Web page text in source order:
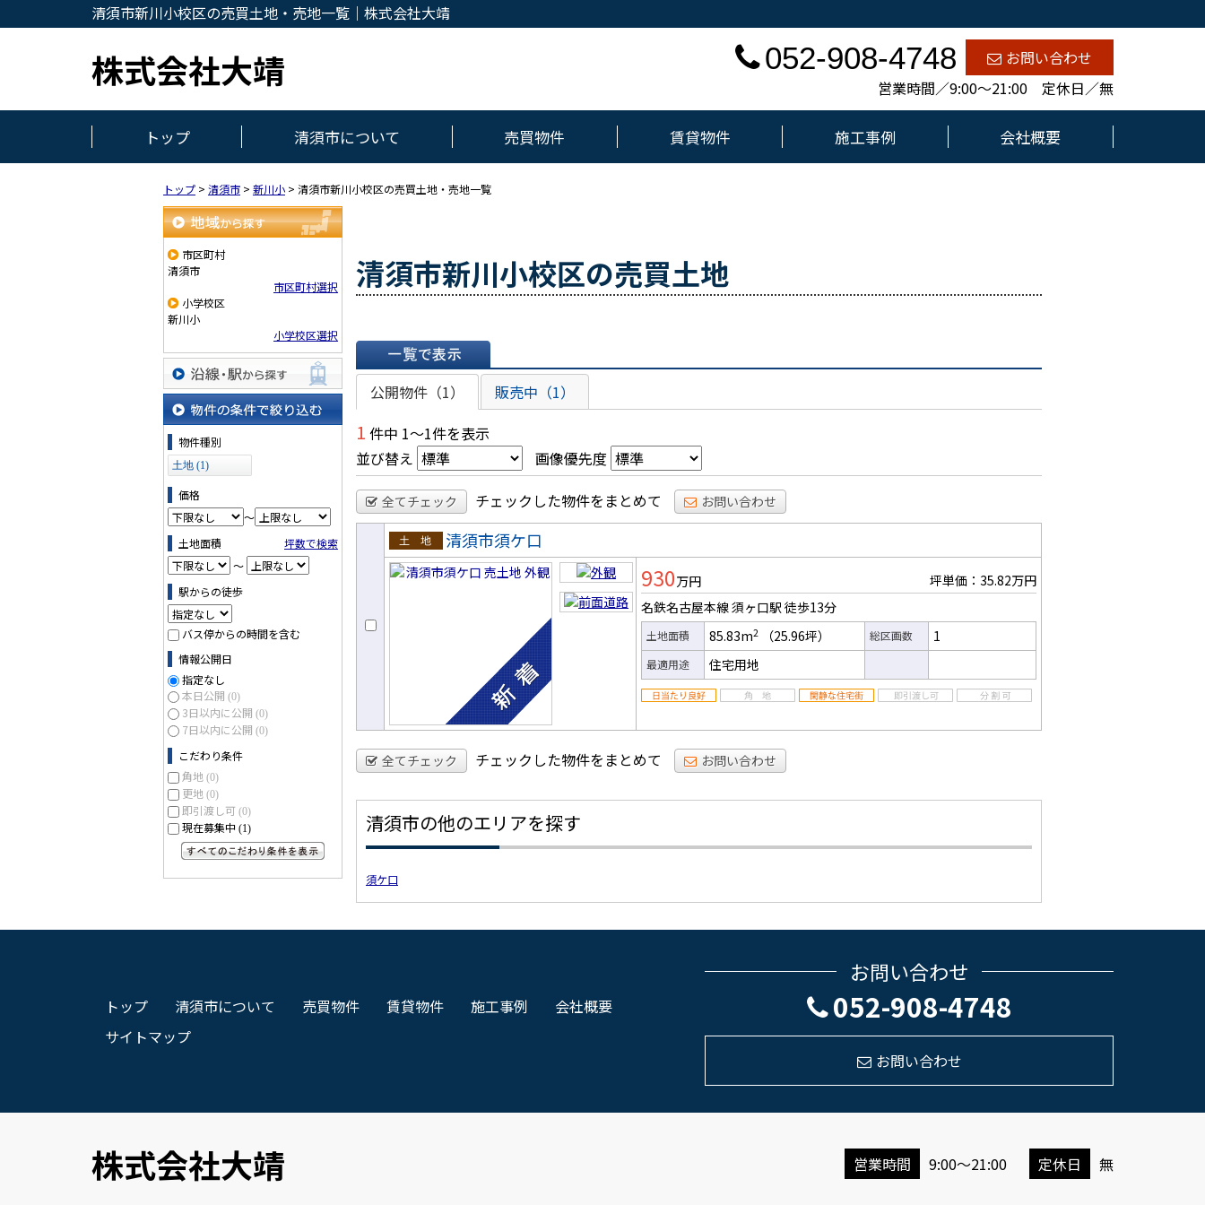
清須市新川小校区の売買土地・売地一覧｜株式会社大靖
株式会社大靖 052-908-4748
お問い合わせ
営業時間／9:00～21:00 定休日／無
トップ 清須市について 売買物件 賃貸物件 施工事例 会社概要
トップ > 清須市 > 新川小 > 清須市新川小校区の売買土地・売地一覧
地域から探す
市区町村
清須市
市区町村選択
小学校区
新川小
小学校区選択
沿線・駅から探す
物件の条件で絞り込む
物件種別
土地 (1)
価格
～
土地面積
坪数で検索
～
駅からの徒歩
バス停からの時間を含む
情報公開日
指定なし
本日公開 (0)
3日以内に公開 (0)
7日以内に公開 (0)
こだわり条件
角地 (0)
更地 (0)
即引渡し可 (0)
現在募集中 (1)
清須市新川小校区の売買土地
一覧で表示
公開物件（1） 販売中（1）
1 件中 1～1件を表示
並び替え
画像優先度
全てチェック チェックした物件をまとめて お問い合わせ
売土地
清須市須ケ口
930万円
坪単価：35.82万円
名鉄名古屋本線 須ヶ口駅 徒歩13分
土地面積 85.83m2 （25.96坪） 総区画数 1
最適用途 住宅用地
全てチェック チェックした物件をまとめて お問い合わせ
清須市の他のエリアを探す
須ケ口
トップ 清須市について 売買物件 賃貸物件 施工事例
会社概要
サイトマップ
お問い合わせ
052-908-4748
お問い合わせ
株式会社大靖 営業時間 9:00～21:00 定休日 無